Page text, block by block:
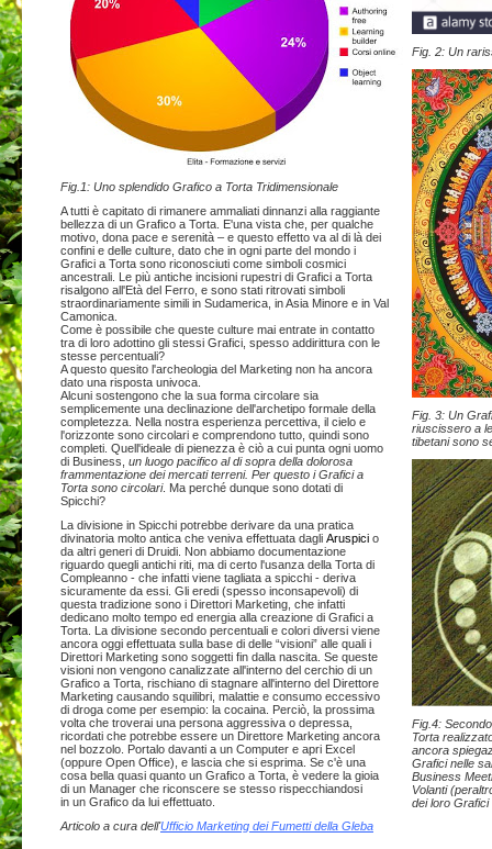
Fig.1: Uno splendido Grafico a Torta Tridimensionale
A tutti è capitato di rimanere ammaliati dinnanzi alla raggiante
bellezza di un Grafico a Torta. E'una vista che, per qualche
motivo, dona pace e serenità – e questo effetto va al di là dei
confini e delle culture, dato che in ogni parte del mondo i
Grafici a Torta sono riconosciuti come simboli cosmici
ancestrali. Le più antiche incisioni rupestri di Grafici a Torta
risalgono all'Età del Ferro, e sono stati ritrovati simboli
straordinariamente simili in Sudamerica, in Asia Minore e in Val
Camonica.
Come è possibile che queste culture mai entrate in contatto
tra di loro adottino gli stessi Grafici, spesso addirittura con le
stesse percentuali?
A questo quesito l'archeologia del Marketing non ha ancora
dato una risposta univoca.
Alcuni sostengono che la sua forma circolare sia
semplicemente una declinazione dell'archetipo formale della
completezza. Nella nostra esperienza percettiva, il cielo e
l'orizzonte sono circolari e comprendono tutto, quindi sono
completi. Quell'ideale di pienezza è ciò a cui punta ogni uomo
di Business, un luogo pacifico al di sopra della dolorosa
frammentazione dei mercati terreni. Per questo i Grafici a
Torta sono circolari. Ma perché dunque sono dotati di
Spicchi?
La divisione in Spicchi potrebbe derivare da una pratica
divinatoria molto antica che veniva effettuata dagli Aruspici o
da altri generi di Druidi. Non abbiamo documentazione
riguardo quegli antichi riti, ma di certo l'usanza della Torta di
Compleanno - che infatti viene tagliata a spicchi - deriva
sicuramente da essi. Gli eredi (spesso inconsapevoli) di
questa tradizione sono i Direttori Marketing, che infatti
dedicano molto tempo ed energia alla creazione di Grafici a
Torta. La divisione secondo percentuali e colori diversi viene
ancora oggi effettuata sulla base di delle “visioni” alle quali i
Direttori Marketing sono soggetti fin dalla nascita. Se queste
visioni non vengono canalizzate all'interno del cerchio di un
Grafico a Torta, rischiano di stagnare all'interno del Direttore
Marketing causando squilibri, malattie e consumo eccessivo
di droga come per esempio: la cocaina. Perciò, la prossima
volta che troverai una persona aggressiva o depressa,
ricordati che potrebbe essere un Direttore Marketing ancora
nel bozzolo. Portalo davanti a un Computer e apri Excel
(oppure Open Office), e lascia che si esprima. Se c'è una
cosa bella quasi quanto un Grafico a Torta, è vedere la gioia
di un Manager che riconscere se stesso rispecchiandosi
in un Grafico da lui effettuato.
Articolo a cura dell'Ufficio Marketing dei Fumetti della Gleba
Fig. 2: Un
Fig. 3: Un
riuscissero a
tibetani sono
Fig.4:
Torta
ancora
Grafici nelle
Business
Volanti
dei loro